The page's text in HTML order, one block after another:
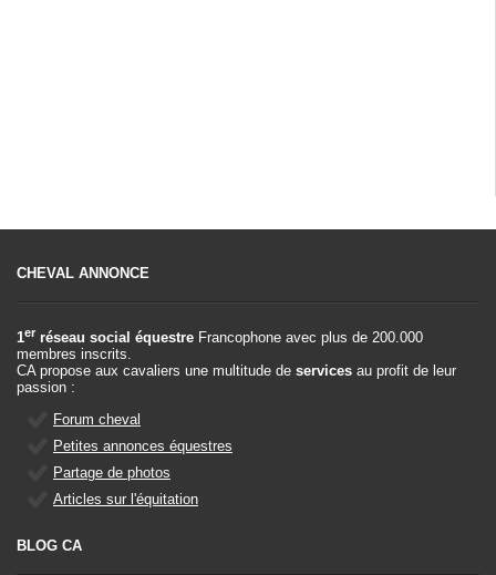
CHEVAL ANNONCE
1er réseau social équestre Francophone avec plus de 200.000
membres inscrits.
CA propose aux cavaliers une multitude de services au profit de leur
passion :
Forum cheval
Petites annonces équestres
Partage de photos
Articles sur l'équitation
BLOG CA